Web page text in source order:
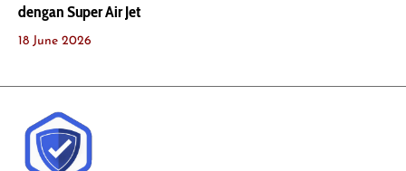
dengan Super Air Jet
18 June 2026